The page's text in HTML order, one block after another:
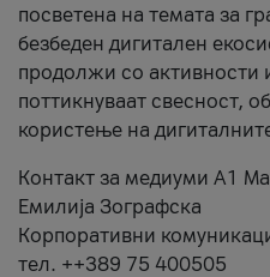
посветена на темата за
безбеден дигитален
продолжи со активности
поттикнуваат свесност,
користење на
Контакт за медиуми А1
Емилија Зографска
Корпоративни
тел. ++389 75 400505